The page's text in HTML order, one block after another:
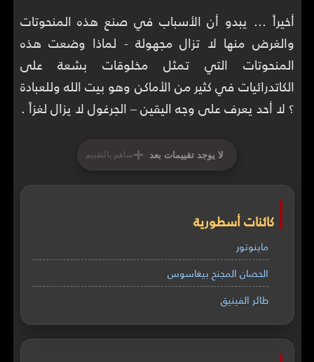
أخيراً ... يبدو أن الأسباب في صنع هذه المنحوتات
والغرض منها لا تزال مجهولة - لماذا وضعت هذه
المنحوتات التي تمثل مخلوقات بشعة على
الكاتدرائيات في كثير من الأماكن وهو بيت الله وللعبادة
؟ لا أحد يعرف على وجه اليقين – الجرغول لا يزال لغزاً .
لا يوجد تقييمات بعد +ساهم بالتقييم
كائنات أسطورية
ماينوتور
الحصان المجنح بيغاسوس
طائر الفينيق